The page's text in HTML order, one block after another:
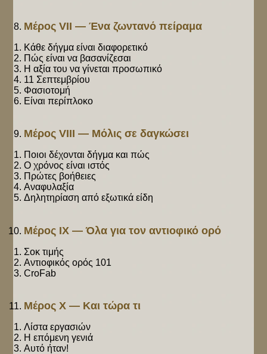
Μέρος VII — Ένα ζωντανό πείραμα
Κάθε δήγμα είναι διαφορετικό
Πώς είναι να βασανίζεσαι
Η αξία του να γίνεται προσωπικό
11 Σεπτεμβρίου
Φασιοτομή
Είναι περίπλοκο
Μέρος VIII — Μόλις σε δαγκώσει
Ποιοι δέχονται δήγμα και πώς
Ο χρόνος είναι ιστός
Πρώτες βοήθειες
Αναφυλαξία
Δηλητηρίαση από εξωτικά είδη
Μέρος IX — Όλα για τον αντιοφικό ορό
Σοκ τιμής
Αντιοφικός ορός 101
CroFab
Μέρος X — Και τώρα τι
Λίστα εργασιών
Η επόμενη γενιά
Αυτό ήταν!